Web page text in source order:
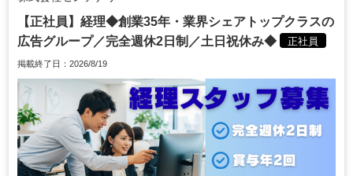
【正社員】経理◆創業35年・業界シェアトップクラスの
広告グループ／完全週休2日制／土日祝休み◆
正社員
掲載終了日：2026/8/19